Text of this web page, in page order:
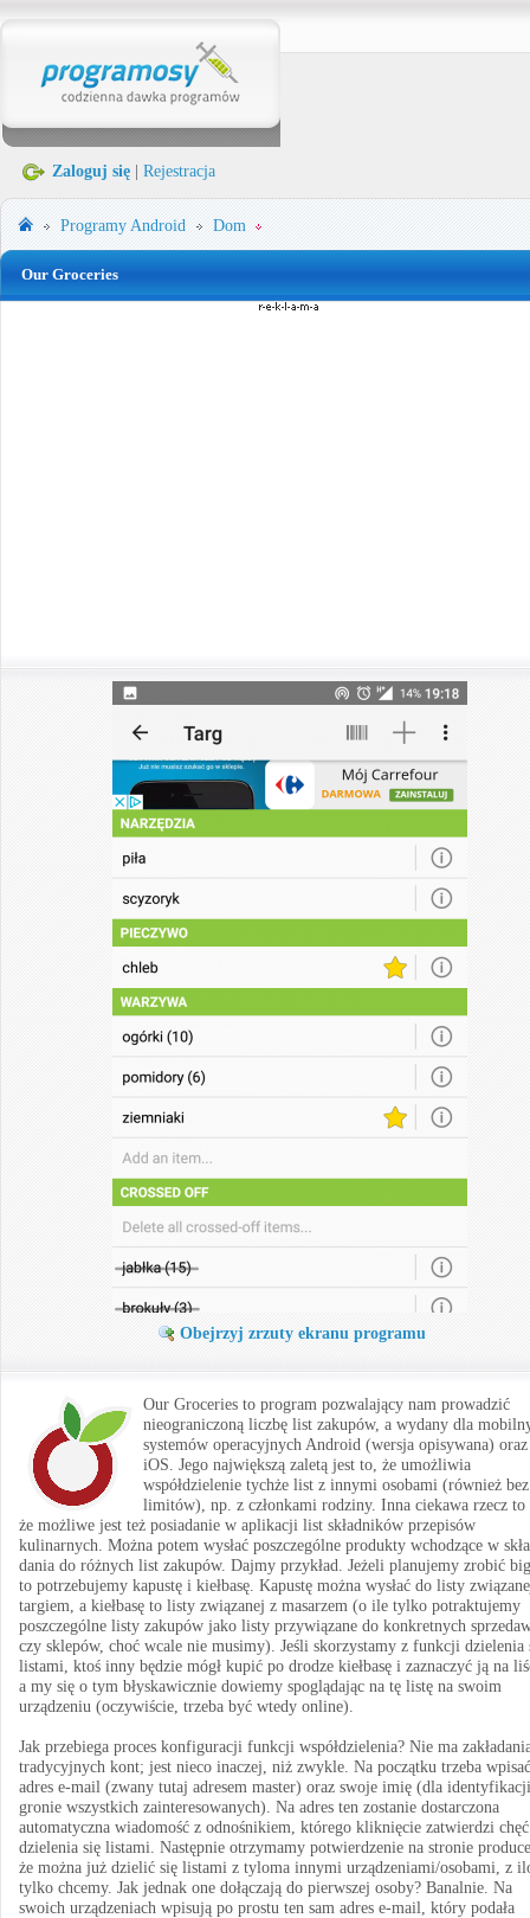
Zaloguj się Rejestracja
ProgramyAndroid Dom
Our Groceries
Obejrzyj zrzuty ekranu programu
Our Groceries to program pozwalający nam prowadzić
nieograniczoną liczbę list zakupów, a wydany dla
systemów operacyjnych Android (wersja opisywana) oraz
iOS. Jego największą zaletą jest to, że umożliwia
współdzielenie tychże list z innymi osobami (również bez
limitów), np. z członkami rodziny. Inna ciekawa rzecz to
że możliwe jest też posiadanie w aplikacji list składników przepisów
kulinarnych. Można potem wysłać poszczególne produkty wchodzące w
dania do różnych list zakupów. Dajmy przykład. Jeżeli planujemy zrobić
to potrzebujemy kapustę i kiełbasę. Kapustę można wysłać do listy
targiem, a kiełbasę to listy związanej z masarzem (o ile tylko potraktujemy
poszczególne listy zakupów jako listy przywiązane do konkretnych
czy sklepów, choć wcale nie musimy). Jeśli skorzystamy z funkcji dzielenia
listami, ktoś inny będzie mógł kupić po drodze kiełbasę i zaznaczyć ją na
a my się o tym błyskawicznie dowiemy spoglądając na tę listę na swoim
urządzeniu (oczywiście, trzeba być wtedy online).
Jak przebiega proces konfiguracji funkcji współdzielenia? Nie ma
tradycyjnych kont; jest nieco inaczej, niż zwykle. Na początku trzeba wpisać
adres e-mail (zwany tutaj adresem master) oraz swoje imię (dla
gronie wszystkich zainteresowanych). Na adres ten zostanie dostarczona
automatyczna wiadomość z odnośnikiem, którego kliknięcie zatwierdzi chęć
dzielenia się listami. Następnie otrzymamy potwierdzenie na stronie
że można już dzielić się listami z tyloma innymi urządzeniami/osobami, z
tylko chcemy. Jak jednak one dołączają do pierwszej osoby? Banalnie. Na
swoich urządzeniach wpisują po prostu ten sam adres e-mail, który podała